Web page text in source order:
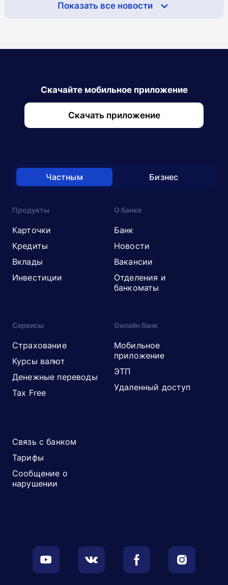
Показать все новости
Скачайте мобильное приложение
Скачать приложение
Частным Бизнес
Продукты
Карточки
Кредиты
Вклады
Инвестиции
О банке
Банк
Новости
Вакансии
Отделения и
банкоматы
Сервисы
Страхование
Курсы валют
Денежные переводы
Tax Free
Онлайн банк
Мобильное
приложение
ЭТП
Удаленный доступ
Связь с банком
Тарифы
Сообщение о
нарушении